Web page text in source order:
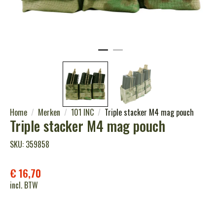
Home Merken 101 INC Triple stacker M4 mag pouch
Triple stacker M4 mag pouch
SKU: 359858
€16,70
incl. BTW